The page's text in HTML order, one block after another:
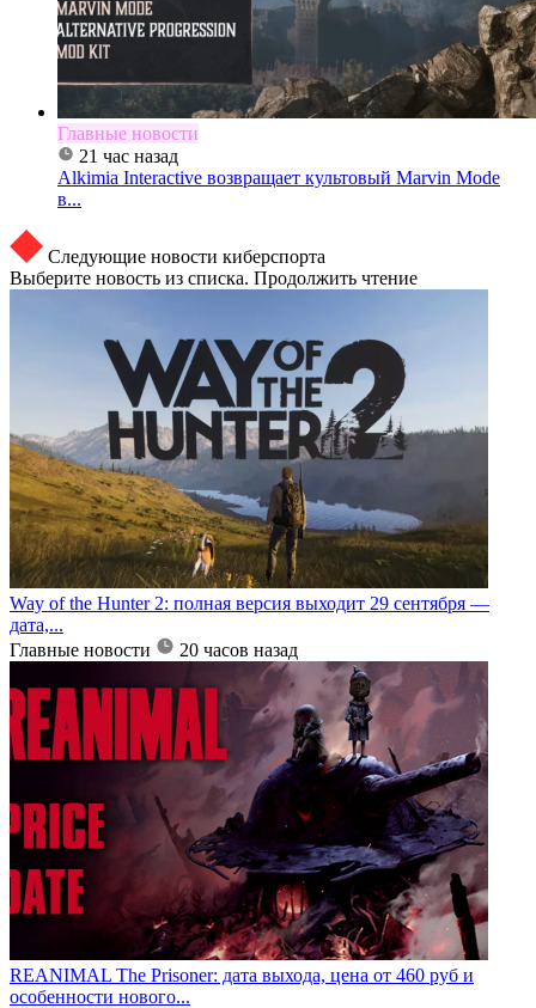
Главные новости
21 час назад
Alkimia Interactive возвращает культовый Marvin Mode
в...
Следующие новости киберспорта
Выберите новость из списка. Продолжить чтение
Way of the Hunter 2: полная версия выходит 29 сентября —
дата,...
Главные новости
20 часов назад
REANIMAL The Prisoner: дата выхода, цена от 460 руб и
особенности нового...